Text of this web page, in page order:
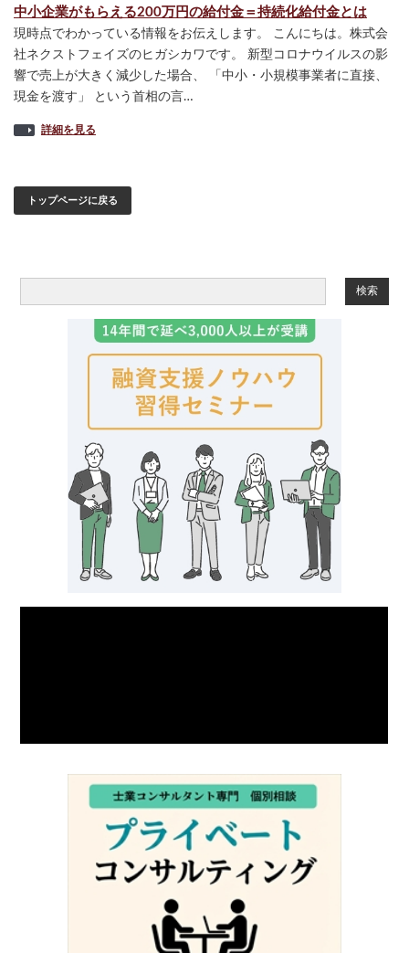
中小企業がもらえる200万円の給付金＝持続化給付金とは
現時点でわかっている情報をお伝えします。 こんにちは。株式会
社ネクストフェイズのヒガシカワです。 新型コロナウイルスの影
響で売上が大きく減少した場合、 「中小・小規模事業者に直接、
現金を渡す」 という首相の言…
詳細を見る
トップページに戻る